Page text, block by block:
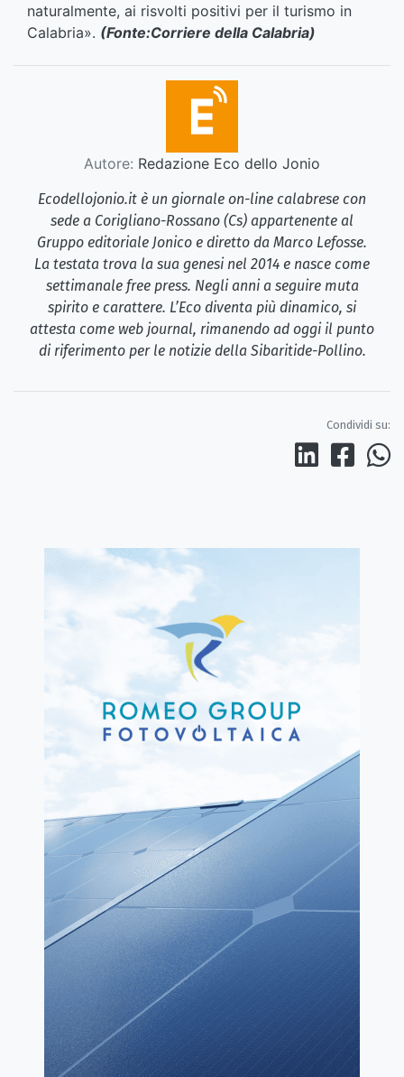
naturalmente, ai risvolti positivi per il turismo in
Calabria». (Fonte:Corriere della Calabria)
Autore: Redazione Eco dello Jonio
Ecodellojonio.it è un giornale on-line calabrese con
sede a Corigliano-Rossano (Cs) appartenente al
Gruppo editoriale Jonico e diretto da Marco Lefosse.
La testata trova la sua genesi nel 2014 e nasce come
settimanale free press. Negli anni a seguire muta
spirito e carattere. L’Eco diventa più dinamico, si
attesta come web journal, rimanendo ad oggi il punto
di riferimento per le notizie della Sibaritide-Pollino.
Condividi su: